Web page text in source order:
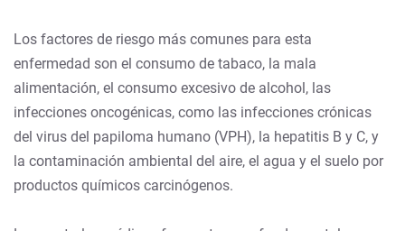
Los factores de riesgo más comunes para esta
enfermedad son el consumo de tabaco, la mala
alimentación, el consumo excesivo de alcohol, las
infecciones oncogénicas, como las infecciones crónicas
del virus del papiloma humano (VPH), la hepatitis B y C, y
la contaminación ambiental del aire, el agua y el suelo por
productos químicos carcinógenos.